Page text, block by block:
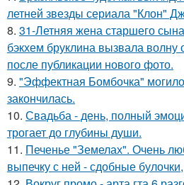
летней звезды сериала "Клон"
8. 31-Летняя жена старшего
бэкхем бруклина вызвала волну
после публикации нового фото.
9. "Эффектная Бомбочка"
закончилась.
10. Свадьба - день, полный
трогает до глубины души.
11. Печенье "Земелах". Очень
выпечку с ней - сдобные